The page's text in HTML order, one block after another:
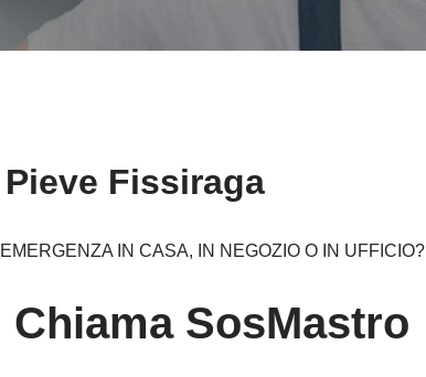
Fissiraga
EMERGENZA IN CASA, IN NEGOZIO O IN UFFICIO?
Chiama SosMastro